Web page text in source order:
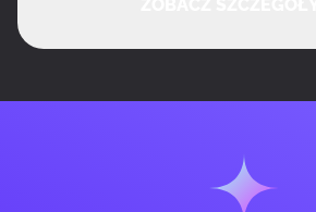
DDR5, 64 GB, 6000MHz, CL32,
1000W, 80 Plus Gold, ATX 3.1 (w